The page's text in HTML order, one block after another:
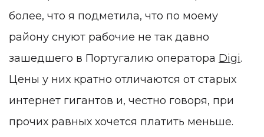
более, что я подметила, что по моему
району снуют рабочие не так давно
зашедшего в Португалию оператора Digi.
Цены у них кратно отличаются от старых
интернет гигантов и, честно говоря, при
прочих равных хочется платить меньше.